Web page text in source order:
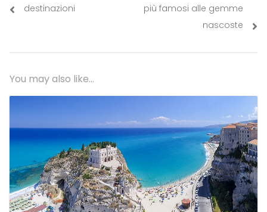
destinazioni
più famosi alle gemme
nascoste
You may also like...